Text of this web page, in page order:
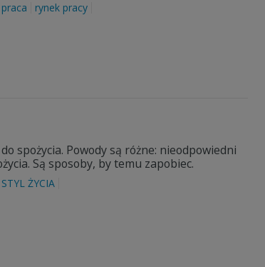
praca rynek pracy
spożycia. Powody są różne: nieodpowiedni
Są sposoby, by temu zapobiec.
STYL ŻYCIA